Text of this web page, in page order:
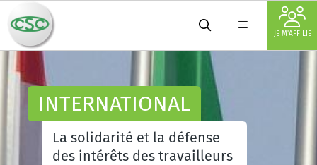
JE M'AFFILIE
INTERNATIONAL
La solidarité et la défense
des intérêts des travailleurs